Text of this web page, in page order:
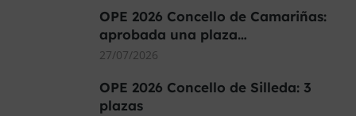
OPE 2026 Concello de Camariñas:
aprobada una plaza…
27/07/2026
OPE 2026 Concello de Silleda: 3
plazas